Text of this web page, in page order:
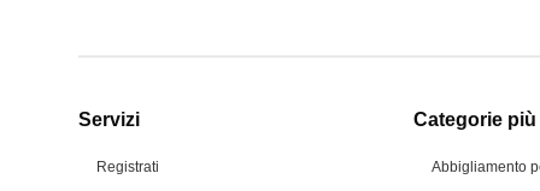
Servizi
Registrati
Categorie
Abbigliamento